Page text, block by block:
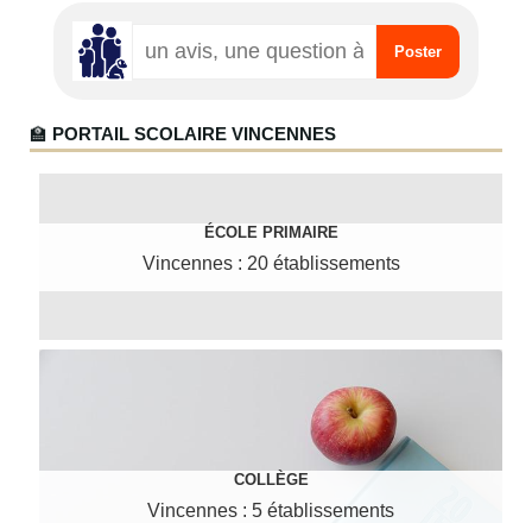
🏫 PORTAIL SCOLAIRE VINCENNES
ÉCOLE PRIMAIRE
Vincennes : 20 établissements
COLLÈGE
Vincennes : 5 établissements